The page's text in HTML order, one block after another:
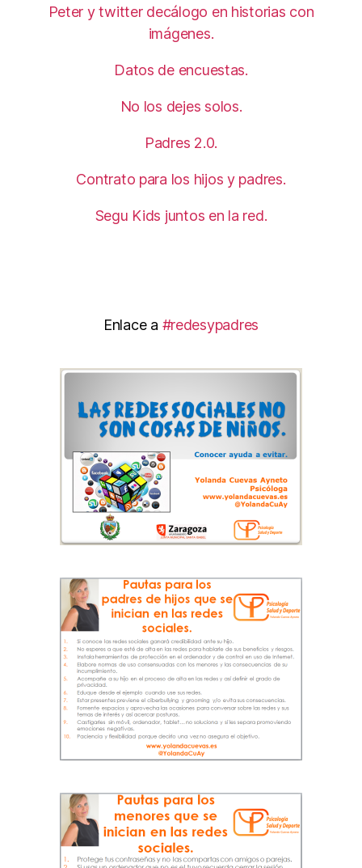
Peter y twitter decálogo en historias con
imágenes.
Datos de encuestas.
No los dejes solos.
Padres 2.0.
Contrato para los hijos y padres.
Segu Kids juntos en la red.
Enlace a #redesypadres